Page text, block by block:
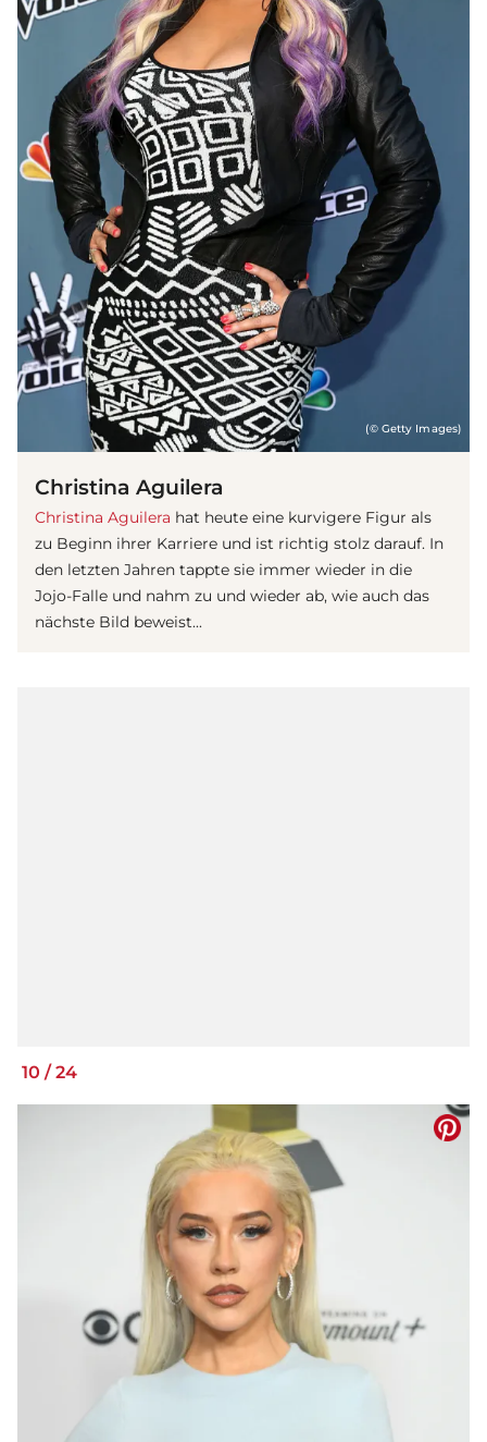
(© Getty Images)
Christina Aguilera
Christina Aguilera hat heute eine kurvigere Figur als
zu Beginn ihrer Karriere und ist richtig stolz darauf. In
den letzten Jahren tappte sie immer wieder in die
Jojo-Falle und nahm zu und wieder ab, wie auch das
nächste Bild beweist...
10 /24